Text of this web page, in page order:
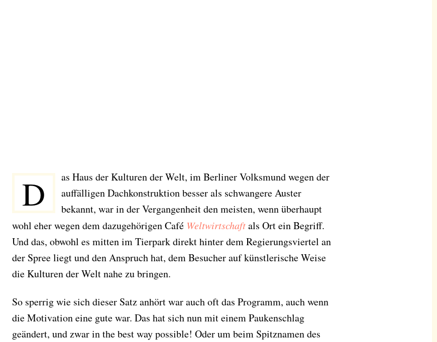
D
as Haus der Kulturen der Welt, im Berliner Volksmund wegen der
auffälligen Dachkonstruktion besser als schwangere Auster
bekannt, war in der Vergangenheit den meisten, wenn überhaupt
wohl eher wegen dem dazugehörigen Café Weltwirtschaftals Ort ein Begriff.
Und das, obwohl es mitten im Tierpark direkt hinter dem Regierungsviertel an
der Spree liegt und den Anspruch hat, dem Besucher auf künstlerische Weise
die Kulturen der Welt nahe zu bringen.
So sperrig wie sich dieser Satz anhört war auch oft das Programm, auch wenn
die Motivation eine gute war. Das hat sich nun mit einem Paukenschlag
geändert, und zwar in the best way possible! Oder um beim Spitznamen des